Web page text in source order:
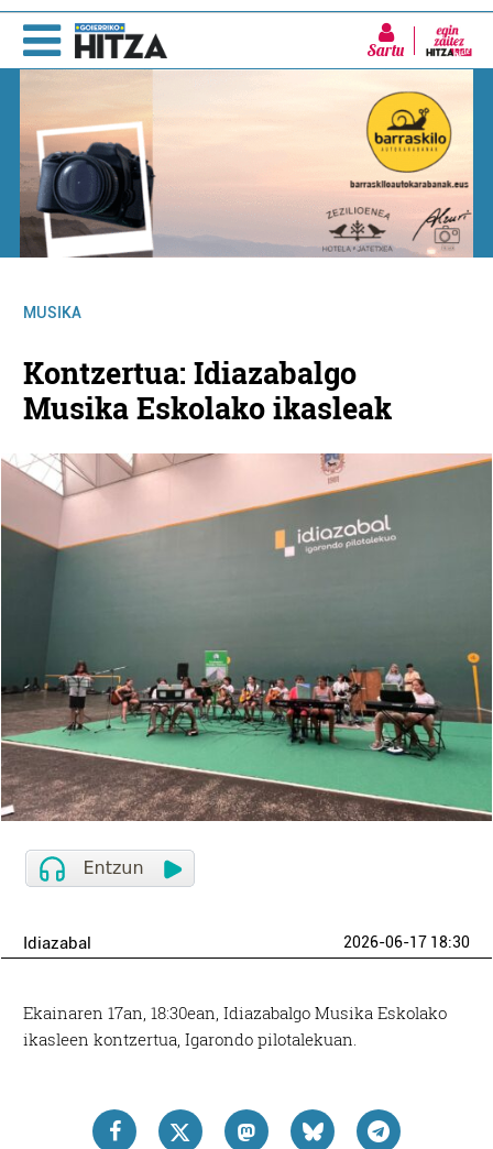
Sartu
MUSIKA
Kontzertua: Idiazabalgo
Musika Eskolako ikasleak
Idiazabal 2026-06-17 18:30
Ekainaren 17an, 18:30ean, Idiazabalgo Musika Eskolako
ikasleen kontzertua, Igarondo pilotalekuan.